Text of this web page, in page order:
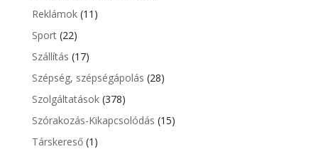
Reklámok(11)
Sport(22)
Szállítás (17)
Szépség, szépségápolás (28)
Szolgáltatások(378)
Szórakozás-Kikapcsolódás (15)
Társkereső(1)